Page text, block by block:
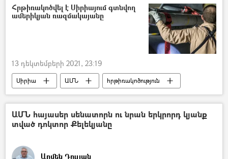
ՌԱԴԻՈ
Հրթիռակոծվել է Սիրիայում գտնվող
ամերիկյան ռազմակայանը
13 դեկտեմբերի 2021, 23:19
Սիրիա ԱՄՆ հրթիռակոծություն
ԱՄՆ հայասեր սենատորն ու նրան երկրորդ կյանք
տված դոկտոր Քելեկյանը
Արմեն Դուլյան